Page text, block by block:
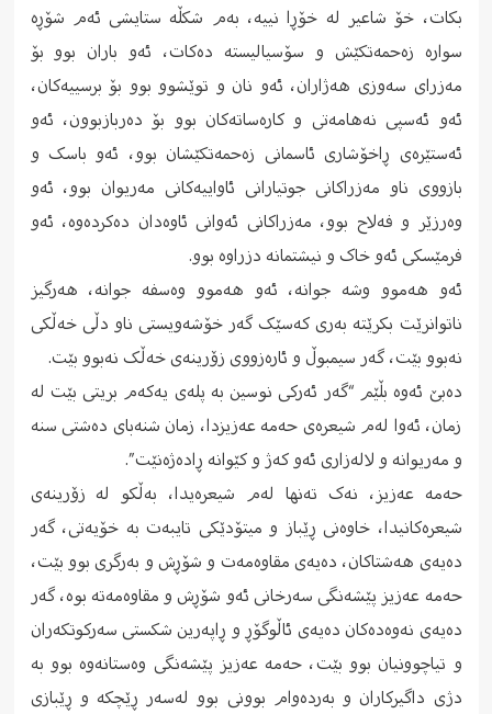
بکات، خۆ شاعیر لە خۆڕا نییە، بەم شکڵە ستایشی ئەم شۆڕە
سوارە زەحمەتکێش و سۆسیالیستە دەکات، ئەو باران بوو بۆ
مەزراى سەوزى هەژاران، ئەو نان و توێشوو بوو بۆ برسییەکان،
ئەو ئەسپى نەهامەتى و کارەساتەکان بوو بۆ دەربازبوون، ئەو
ئەستێرەى ڕاخۆشارى ئاسمانى زەحمەتکێشان بوو، ئەو باسک و
بازووى ناو مەزراکانى جوتیارانى ئاواییەکانى مەریوان بوو، ئەو
وەرزێر و فەلاح بوو، مەزراکانى ئەوانى ئاوەدان دەکردەوە، ئەو
فرمێسکى ئەو خاک و نیشتمانە دزراوە بوو.
ئەو هەموو وشە جوانە، ئەو هەموو وەسفە جوانە، هەرگیز
ناتوانرێت بکرێتە بەرى کەسێک گەر خۆشەویستى ناو دڵى خەڵکى
نەبوو بێت، گەر سیمبوڵ و ئارەزووى زۆرینەى خەڵک نەبوو بێت.
دەبێ ئەوە بڵێم “گەر ئەرکى نوسین بە پلەى یەکەم بریتى بێت لە
زمان، ئەوا لەم شیعرەى حەمە عەزیزدا، زمان شنەباى دەشتى سنە
و مەریوانە و لالەزارى ئەو کەژ و کێوانە ڕادەژەنێت”.
حەمە عەزیز، نەک تەنها لەم شیعرەیدا، بەڵکو لە زۆرینەى
شیعرەکانیدا، خاوەنى ڕێباز و میتۆدێکى تایبەت بە خۆیەتى، گەر
دەیەى هەشتاکان، دەیەى مقاوەمەت و شۆڕش و بەرگرى بوو بێت،
حەمە عەزیز پێشەنگى سەرخانى ئەو شۆڕش و مقاوەمەتە بوە، گەر
دەیەى نەوەدەکان دەیەى ئاڵوگۆڕ و ڕاپەرین شکستى سەرکوتکەران
و تیاچوونیان بوو بێت، حەمە عەزیز پێشەنگى وەستانەوە بوو بە
دژى داگیرکاران و بەردەوام بوونى بوو لەسەر ڕێچکە و ڕێبازى